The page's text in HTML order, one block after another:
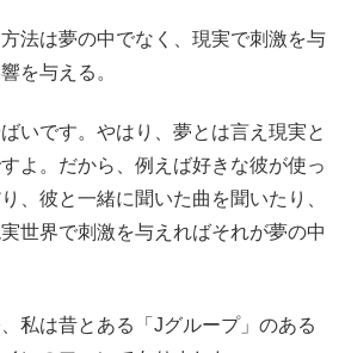
法は夢の中でなく、現実で刺激を与
を与える。
いです。やはり、夢とは言え現実と
よ。だから、例えば好きな彼が使っ
、彼と一緒に聞いた曲を聞いたり、
世界で刺激を与えればそれが夢の中
私は昔とある「Jグループ」のある